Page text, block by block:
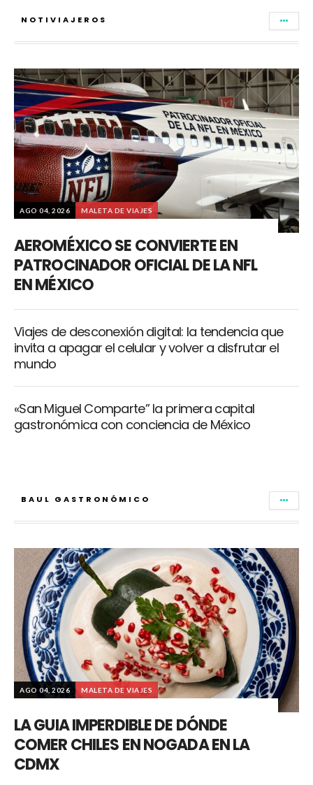
NOTIVIAJEROS
AGO 04, 2026 MALETA DE VIAJES
AEROMÉXICO SE CONVIERTE EN
PATROCINADOR OFICIAL DE LA NFL
EN MÉXICO
Viajes de desconexión digital: la tendencia que
invita a apagar el celular y volver a disfrutar el
mundo
«San Miguel Comparte” la primera capital
gastronómica con conciencia de México
BAUL GASTRONÓMICO
AGO 04, 2026 MALETA DE VIAJES
LA GUIA IMPERDIBLE DE DÓNDE
COMER CHILES EN NOGADA EN LA
CDMX